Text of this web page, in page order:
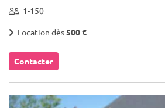
1-150
Location dès 500 €
Contacter